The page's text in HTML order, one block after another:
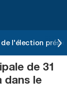
l'élection
de 31
dans le